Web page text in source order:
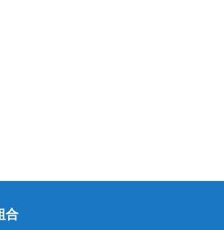
合